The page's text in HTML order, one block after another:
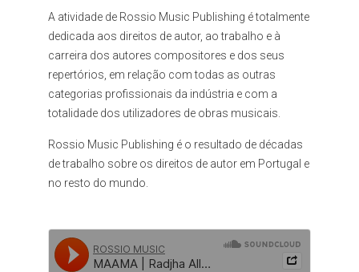
A atividade de Rossio Music Publishing é totalmente
dedicada aos direitos de autor, ao trabalho e à
carreira dos autores compositores e dos seus
repertórios, em relação com todas as outras
categorias profissionais da indústria e com a
totalidade dos utilizadores de obras musicais.
Rossio Music Publishing é o resultado de décadas
de trabalho sobre os direitos de autor em Portugal e
no resto do mundo.